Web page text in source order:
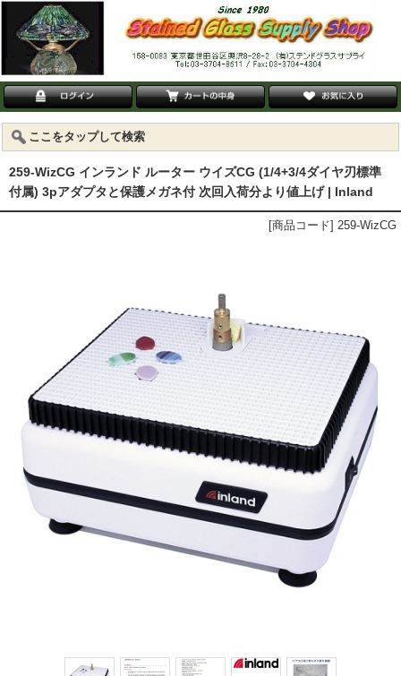
ここをタップして検索
259-WizCG インランド ルーター ウイズCG (1/4+3/4ダイヤ刃標準
付属) 3pアダプタと保護メガネ付 次回入荷分より値上げ | Inland
[商品コード] 259-WizCG